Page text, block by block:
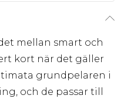
mellan smart och
kort när det gäller
grundpelaren i
och de passar till